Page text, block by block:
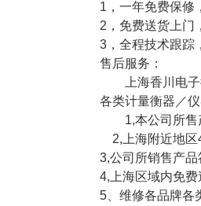
1，一年免费保修
2，免费送货上门
3，全程技术跟踪
售后服务：
上海香川电子衡
各类计量衡器／
1,本公司所售
2,上海附近地区
3,公司所销售产
4,上海区域内免
5、维修各品牌各